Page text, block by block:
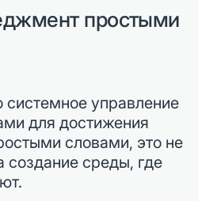
простыми
управление
для достижения
словами, это не
создание среды, где